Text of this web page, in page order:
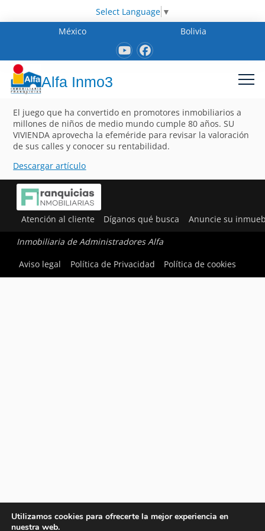
Select Language ▼
México
Bolivia
Alfa Inmo3
El juego que ha convertido en promotores inmobiliarios a
millones de niños de medio mundo cumple 80 años. SU
VIVIENDA aprovecha la efeméride para revisar la valoración
de sus calles y conocer su rentabilidad.
Descargar artículo
Atención al cliente Díganos qué busca Anuncie su
Inmobiliaria de Administradores Alfa
Aviso legal
Política de Privacidad Política de cookies
Utilizamos cookies para ofrecerte la mejor experiencia en
nuestra web.